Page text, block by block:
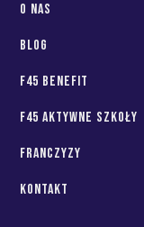
O nas
Blog
f45 benefit
f45 aktywne szkoły
franczyzy
Kontakt